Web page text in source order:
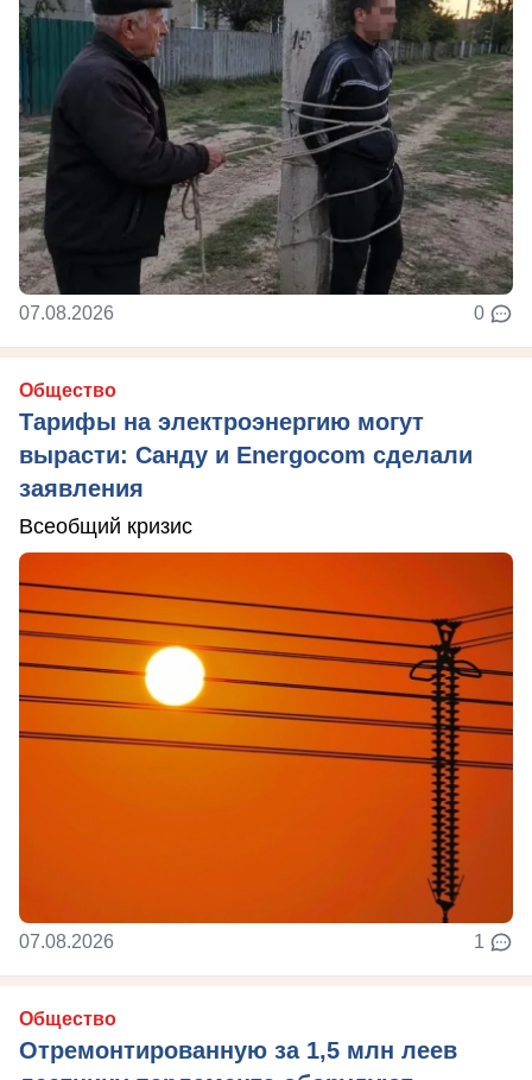
07.08.2026 0
Общество
Тарифы на электроэнергию могут
вырасти: Санду и Energocom сделали
заявления
Всеобщий кризис
07.08.2026 1
Общество
Отремонтированную за 1,5 млн леев